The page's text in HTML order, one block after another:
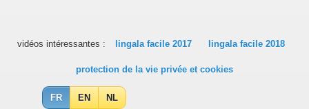
vidéos intéressantes : lingala facile 2017 lingala facile 2018
protection de la vie privée et cookies
FR EN NL